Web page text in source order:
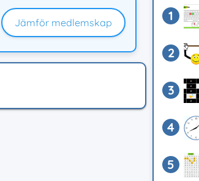
Jämför medlemskap